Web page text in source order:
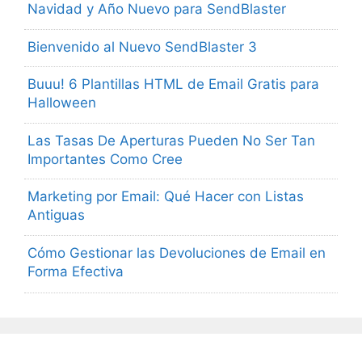
Navidad y Año Nuevo para SendBlaster
Bienvenido al Nuevo SendBlaster 3
Buuu! 6 Plantillas HTML de Email Gratis para
Halloween
Las Tasas De Aperturas Pueden No Ser Tan
Importantes Como Cree
Marketing por Email: Qué Hacer con Listas
Antiguas
Cómo Gestionar las Devoluciones de Email en
Forma Efectiva